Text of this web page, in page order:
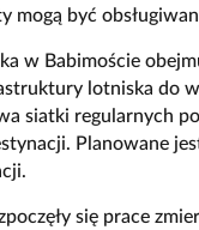
mogą być
w Babimoście
lotniska do
siatki regularnych
Planowane
się prace